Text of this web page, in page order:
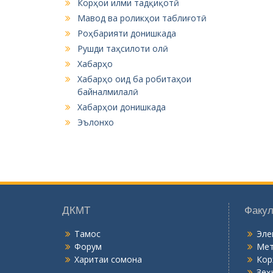
Корҳои илми тадқиқотӣ
Мавод ва роликҳои таблиғотӣ
Роҳбарияти донишкада
Рушди таҳсилоти олӣ
Хабарҳо
Хабарҳо оид ба робитаҳои
байналмилалӣ
Хабарҳои донишкада
Эълонхо
ДКМТ
Тамос
Форум
Харитаи сомона